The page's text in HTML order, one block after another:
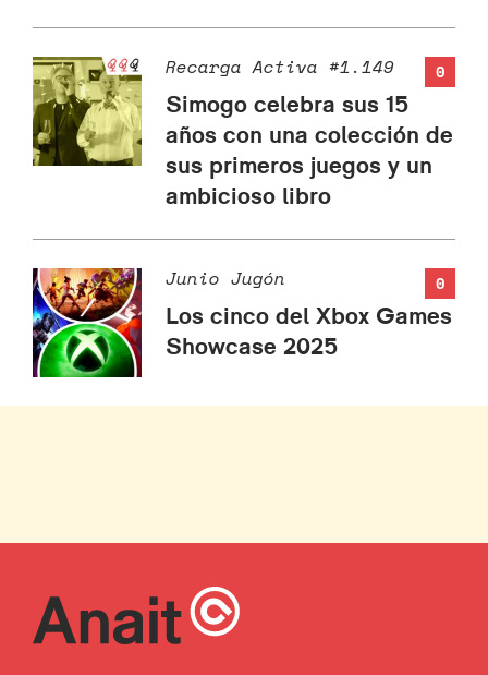
0
Recarga Activa #1.149
Simogo celebra sus 15
años con una colección de
sus primeros juegos y un
ambicioso libro
0
Junio Jugón
Los cinco del Xbox Games
Showcase 2025